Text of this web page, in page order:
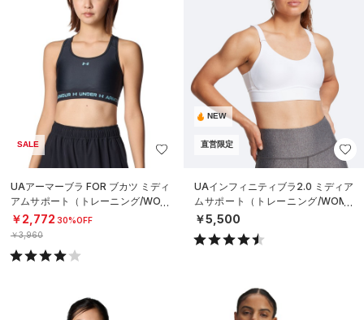
SALE
UAアーマーブラ FOR ブカツ ミディ
アムサポート（トレーニング/WOM
EN）
￥2,772 30%OFF
￥3,960
NEW
直営限定
UAインフィニティブラ2.0 ミディア
ムサポート（トレーニング/WOME
N）
￥5,500